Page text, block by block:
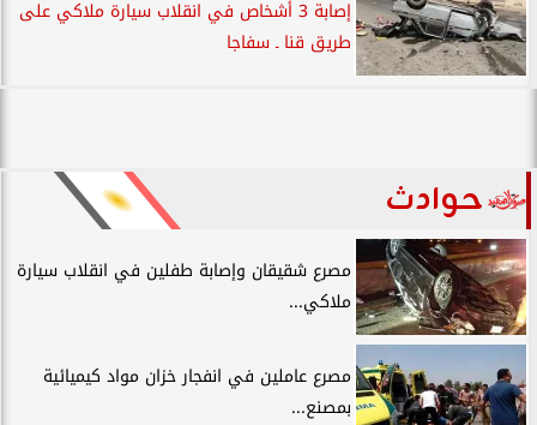
إصابة 3 أشخاص في انقلاب سيارة ملاكي على
طريق قنا ـ سفاجا
حوادث
مصرع شقيقان وإصابة طفلين في انقلاب سيارة
ملاكي...
مصرع عاملين في انفجار خزان مواد كيميائية
بمصنع...